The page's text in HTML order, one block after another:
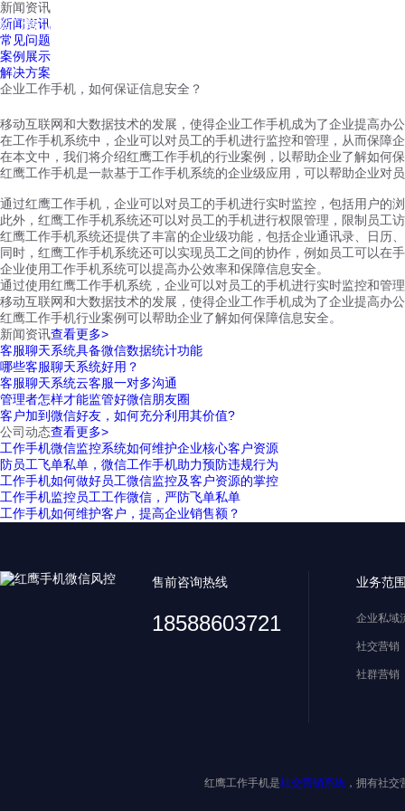
红鹰工作手机
新闻资讯
新闻资讯
常见问题
案例展示
解决方案
企业工作手机，如何保证信息安全？
移动互联网和大数据技术的发展，使得企业工作手机成为了企业提高办
在工作手机系统中，企业可以对员工的手机进行监控和管理，从而保障
在本文中，我们将介绍红鹰工作手机的行业案例，以帮助企业了解如何
红鹰工作手机是一款基于工作手机系统的企业级应用，可以帮助企业对
通过红鹰工作手机，企业可以对员工的手机进行实时监控，包括用户的
此外，红鹰工作手机系统还可以对员工的手机进行权限管理，限制员工
红鹰工作手机系统还提供了丰富的企业级功能，包括企业通讯录、日历
同时，红鹰工作手机系统还可以实现员工之间的协作，例如员工可以在
企业使用工作手机系统可以提高办公效率和保障信息安全。
通过使用红鹰工作手机系统，企业可以对员工的手机进行实时监控和管
移动互联网和大数据技术的发展，使得企业工作手机成为了企业提高办
红鹰工作手机行业案例可以帮助企业了解如何保障信息安全。
新闻资讯查看更多>
客服聊天系统具备微信数据统计功能
哪些客服聊天系统好用？
客服聊天系统云客服一对多沟通
管理者怎样才能监管好微信朋友圈
客户加到微信好友，如何充分利用其价值?
公司动态查看更多>
工作手机微信监控系统如何维护企业核心客户资源
防员工飞单私单，微信工作手机助力预防违规行为
工作手机如何做好员工微信监控及客户资源的掌控
工作手机监控员工工作微信，严防飞单私单
工作手机如何维护客户，提高企业销售额？
售前咨询热线
18588603721
业务范
企业私域
社交营销
社群营销
红鹰工作手机是社交营销系统 ，拥有社